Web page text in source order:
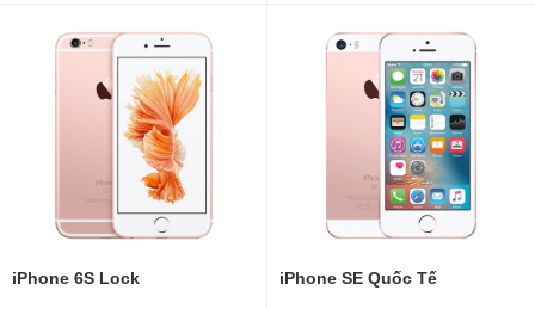
iPhone 6S Lock iPhone SE Quốc Tế